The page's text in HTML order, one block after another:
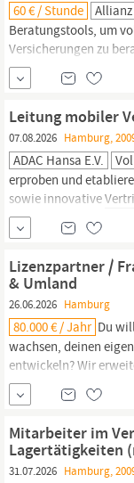
60 € / Stunde
Beratungstools, um
Versicherungen zu
Kunden Teilen Deines
mit anderen
Teams Dein
Teil des modernsten
Leitung mobiler
07.08.2026 Hamburg,
ADAC Hansa E.V.
erproben und
sowie innovative
Gewinnung neuer
Customer Journey,
und entwickeln
Lizenzpartner /
& Umland
26.06.2026 Hamburg
80.000 € / Jahr Du
wachsen, deinen
entwickeln? Wir
gefragtesten Lagen
Umland. Der
werden zu...
Mitarbeiter im
Lagertätigkeiten
31.07.2026 Hamburg,